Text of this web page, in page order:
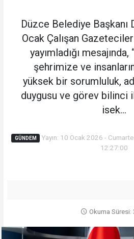
Düzce Belediye Başkanı
Ocak Çalışan Gazeteciler
yayımladığı
şehrimize ve
yüksek bir sorumluluk,
duygusu ve görev bilinci
isek...
GÜNDEM
Yayın: 10 Ocak 2026 -
12:27:00
Okuma Süresi: